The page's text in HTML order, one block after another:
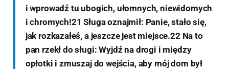
i wprowadź tu ubogich, ułomnych, niewidomych
i chromych!21 Sługa oznajmił: Panie, stało się,
jak rozkazałeś, a jeszcze jest miejsce.22 Na to
pan rzekł do sługi: Wyjdź na drogi i między
opłotki i zmuszaj do wejścia, aby mój dom był